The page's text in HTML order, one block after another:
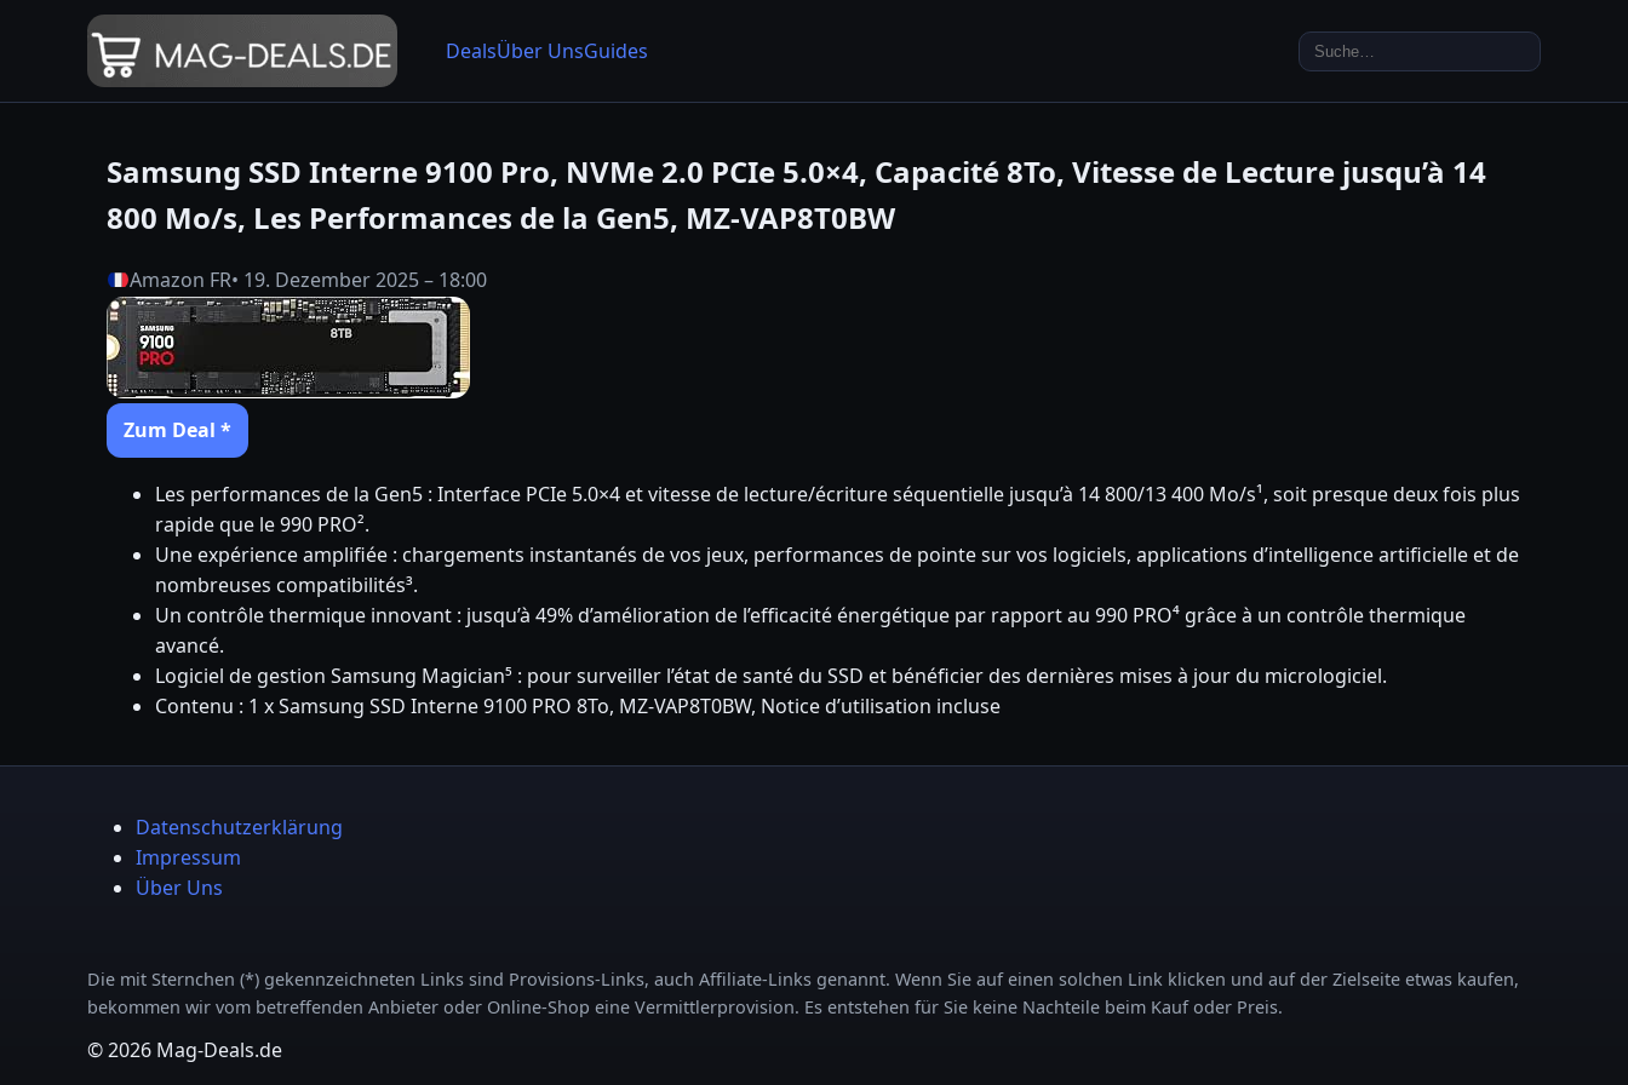
DealsÜber UnsGuides
Search
for:
Samsung SSD Interne 9100 Pro, NVMe 2.0 PCIe 5.0×4, Capacité 8To, Vitesse de Lecture jusqu’à 14
800 Mo/s, Les Performances de la Gen5, MZ-VAP8T0BW
Amazon FR• 19. Dezember 2025 – 18:00
Zum Deal *
Les performances de la Gen5 : Interface PCIe 5.0×4 et vitesse de lecture/écriture séquentielle jusqu’à 14 800/13 400 Mo/s¹, soit presque deux fois plus
rapide que le 990 PRO².
Une expérience amplifiée : chargements instantanés de vos jeux, performances de pointe sur vos logiciels, applications d’intelligence artificielle et de
nombreuses compatibilités³.
Un contrôle thermique innovant : jusqu’à 49% d’amélioration de l’efficacité énergétique par rapport au 990 PRO⁴ grâce à un contrôle thermique
avancé.
Logiciel de gestion Samsung Magician⁵ : pour surveiller l’état de santé du SSD et bénéficier des dernières mises à jour du micrologiciel.
Contenu : 1 x Samsung SSD Interne 9100 PRO 8To, MZ-VAP8T0BW, Notice d’utilisation incluse
Datenschutzerklärung
Impressum
Über Uns
Die mit Sternchen (*) gekennzeichneten Links sind Provisions-Links, auch Affiliate-Links genannt. Wenn Sie auf einen solchen Link klicken und auf der Zielseite etwas kaufen,
bekommen wir vom betreffenden Anbieter oder Online-Shop eine Vermittlerprovision. Es entstehen für Sie keine Nachteile beim Kauf oder Preis.
© 2026 Mag-Deals.de